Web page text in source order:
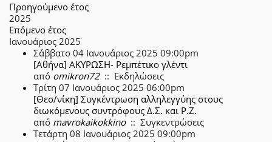
Προηγούμενο έτος
2025
Επόμενο έτος
Ιανουάριος 2025
Σάββατο 04 Ιανουάριος 2025 09:00pm
[Αθήνα] ΑΚΥΡΩΣΗ- Ρεμπέτικο γλέντι
από omikron72:: Εκδηλώσεις
Τρίτη 07 Ιανουάριος 2025 06:00pm
[Θεσ/νίκη] Συγκέντρωση αλληλεγγύης στους
διωκόμενους συντρόφους Δ.Σ. και Ρ.Ζ.
από mavrokaikokkino:: Συγκεντρώσεις
Τετάρτη 08 Ιανουάριος 2025 09:00pm